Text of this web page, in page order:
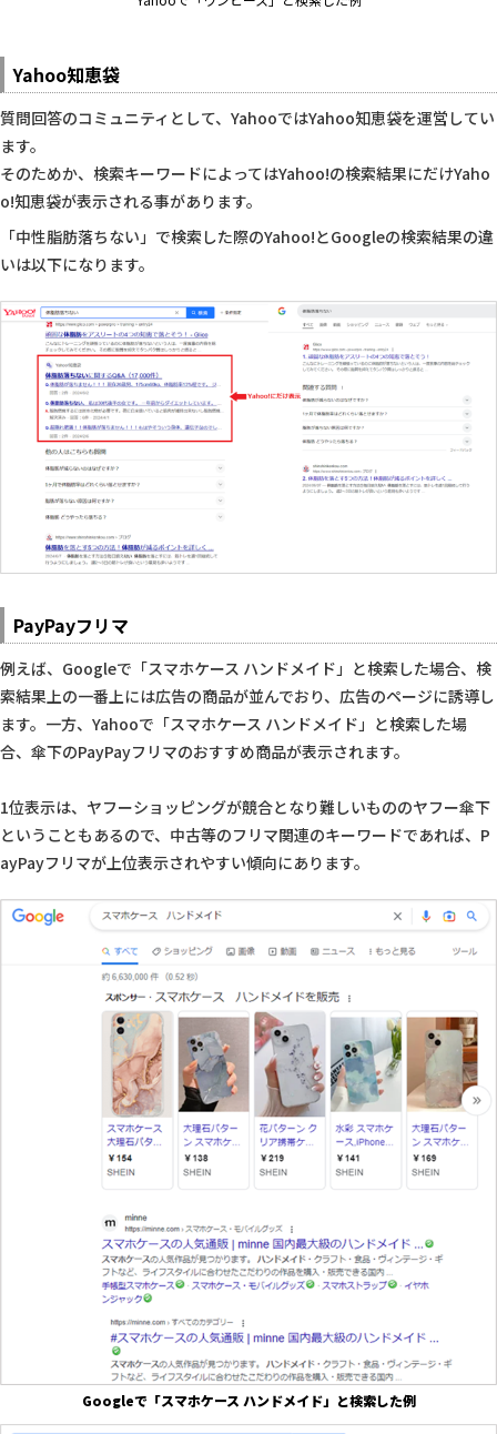
Yahoo知恵袋
質問回答のコミュニティとして、YahooではYahoo知恵袋を運営してい
ます。
そのためか、検索キーワードによってはYahoo!の検索結果にだけYaho
o!知恵袋が表示される事があります。
「中性脂肪落ちない」で検索した際のYahoo!とGoogleの検索結果の違
いは以下になります。
PayPayフリマ
例えば、Googleで「スマホケース ハンドメイド」と検索した場合、検
索結果上の一番上には広告の商品が並んでおり、広告のページに誘導し
ます。一方、Yahooで「スマホケース ハンドメイド」と検索した場
合、傘下のPayPayフリマのおすすめ商品が表示されます。
1位表示は、ヤフーショッピングが競合となり難しいもののヤフー傘下
ということもあるので、中古等のフリマ関連のキーワードであれば、P
ayPayフリマが上位表示されやすい傾向にあります。
Googleで「スマホケース ハンドメイド」と検索した例